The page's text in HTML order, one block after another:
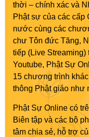
thời – chính xác và
Phật sự của các cấp
nước cùng các
chư Tôn đức Tăng,
tiếp (Live Streaming)
Youtube, Phật Sự
15 chương trình
thông Phật giáo như
Phật Sự Online có
Biên tập và các bộ
tâm chia sẻ, hỗ trợ